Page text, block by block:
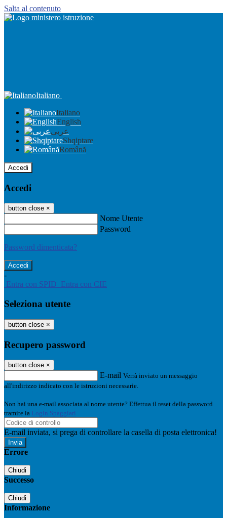
Salta al contenuto
Italiano
Italiano
English
عربى
Shqiptare
Română
Accedi
Accedi
button close ×
Nome Utente
Password
Password dimenticata?
-
Entra con SPID Entra con CIE
Seleziona utente
button close ×
Recupero password
button close ×
E-mail Verrà inviato un messaggio
all'indirizzo indicato con le istruzioni necessarie.
Non hai una e-mail associata al nome utente? Effettua il reset della password
tramite la Login Spaggiari
E-mail inviata, si prega di controllare la casella di posta elettronica!
Errore
Chiudi
Successo
Chiudi
Informazione